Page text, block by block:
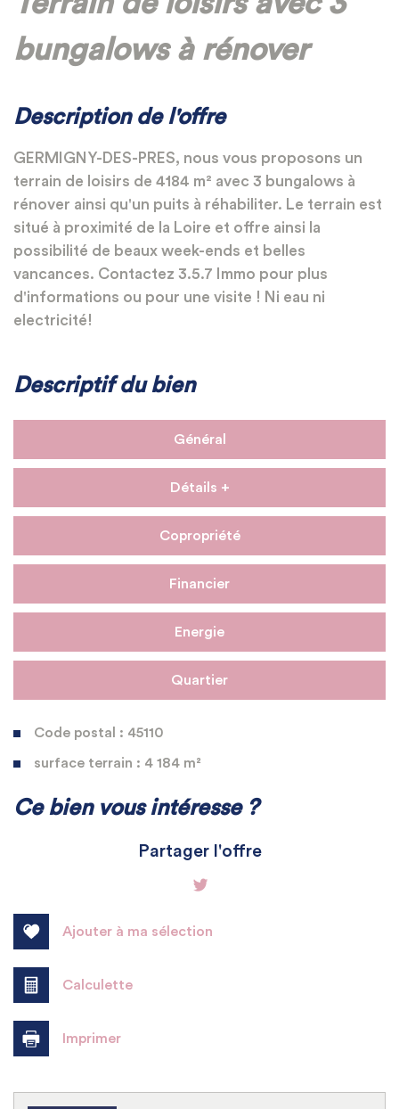
bungalows à rénover
Description de l'offre
GERMIGNY-DES-PRES, nous vous proposons un
terrain de loisirs de 4184 m² avec 3 bungalows à
rénover ainsi qu'un puits à réhabiliter. Le terrain est
situé à proximité de la Loire et offre ainsi la
possibilité de beaux week-ends et belles
vancances. Contactez 3.5.7 Immo pour plus
d'informations ou pour une visite ! Ni eau ni
electricité!
Descriptif du bien
Général
Détails +
Copropriété
Financier
Energie
Quartier
Code postal : 45110
surface terrain : 4 184 m²
La ville de Germigny-des-Prés
−
Ce bien vous intéresse ?
Partager l'offre
Ajouter à ma sélection
Calculette
Imprimer